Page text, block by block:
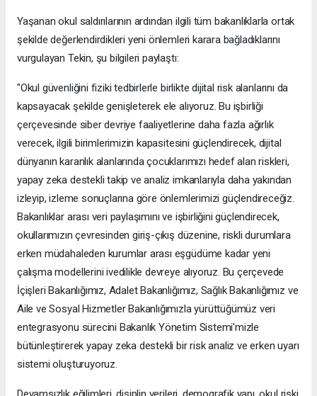
Yaşanan okul saldırılarının ardından ilgili tüm bakanlıklarla ortak
şekilde değerlendirdikleri yeni önlemleri karara bağladıklarını
vurgulayan Tekin, şu bilgileri paylaştı:
"Okul güvenliğini fiziki tedbirlerle birlikte dijital risk alanlarını da
kapsayacak şekilde genişleterek ele alıyoruz. Bu işbirliği
çerçevesinde siber devriye faaliyetlerine daha fazla ağırlık
verecek, ilgili birimlerimizin kapasitesini güçlendirecek, dijital
dünyanın karanlık alanlarında çocuklarımızı hedef alan riskleri,
yapay zeka destekli takip ve analiz imkanlarıyla daha yakından
izleyip, izleme sonuçlarına göre önlemlerimizi güçlendireceğiz.
Bakanlıklar arası veri paylaşımını ve işbirliğini güçlendirecek,
okullarımızın çevresinden giriş-çıkış düzenine, riskli durumlara
erken müdahaleden kurumlar arası eşgüdüme kadar yeni
çalışma modellerini ivedilikle devreye alıyoruz. Bu çerçevede
İçişleri Bakanlığımız, Adalet Bakanlığımız, Sağlık Bakanlığımız ve
Aile ve Sosyal Hizmetler Bakanlığımızla yürüttüğümüz veri
entegrasyonu sürecini Bakanlık Yönetim Sistemi'mizle
bütünleştirerek yapay zeka destekli bir risk analiz ve erken uyarı
sistemi oluşturuyoruz.